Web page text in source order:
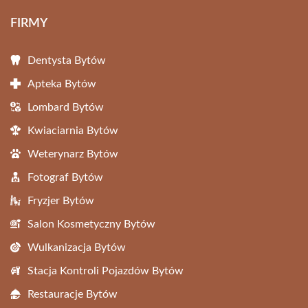
FIRMY
Dentysta Bytów
Apteka Bytów
Lombard Bytów
Kwiaciarnia Bytów
Weterynarz Bytów
Fotograf Bytów
Fryzjer Bytów
Salon Kosmetyczny Bytów
Wulkanizacja Bytów
Stacja Kontroli Pojazdów Bytów
Restauracje Bytów